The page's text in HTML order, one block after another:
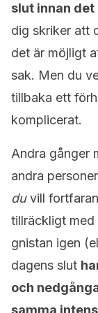
slut innan
dig skriker att
det är möjligt
sak. Men du
tillbaka ett
komplicerat.
Andra gånger
andra
duvill
tillräckligt
gnistan igen
dagens slut
och
samma